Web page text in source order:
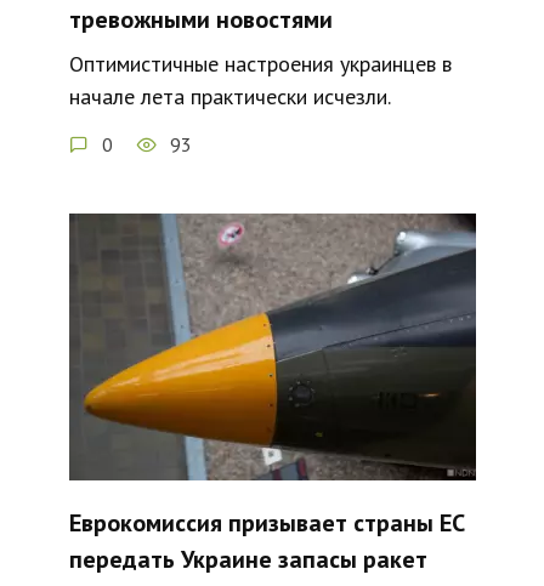
тревожными новостями
Оптимистичные настроения украинцев в
начале лета практически исчезли.
0 93
Еврокомиссия призывает страны ЕС
передать Украине запасы ракет